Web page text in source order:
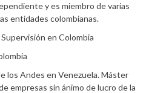
y es miembro de varias
entidades colombianas.
en Colombia
los Andes en Venezuela. Máster
empresas sin ánimo de lucro de la